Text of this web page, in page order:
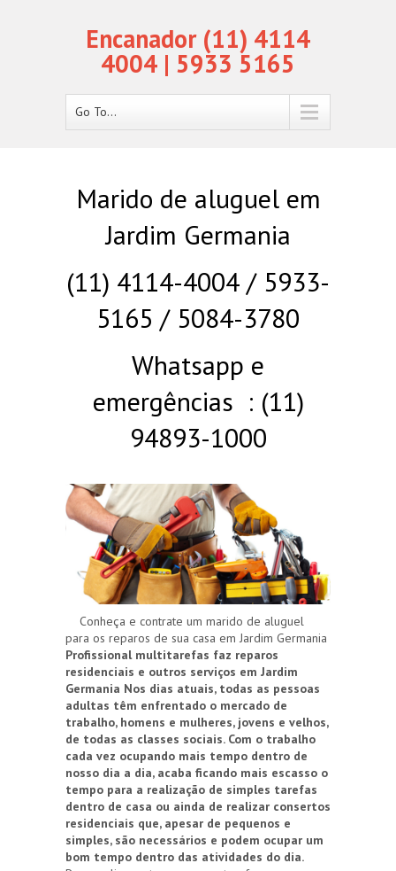
Encanador (11) 4114
4004 | 5933 5165
Go To...
Marido de aluguel em
Jardim Germania
(11) 4114-4004 / 5933-
5165 / 5084-3780
Whatsapp e
emergências : (11)
94893-1000
Conheça e contrate um marido de aluguel
para os reparos de sua casa em Jardim Germania
Profissional multitarefas faz reparos
residenciais e outros serviços em Jardim
Germania Nos dias atuais, todas as pessoas
adultas têm enfrentado o mercado de
trabalho, homens e mulheres, jovens e velhos,
de todas as classes sociais. Com o trabalho
cada vez ocupando mais tempo dentro de
nosso dia a dia, acaba ficando mais escasso o
tempo para a realização de simples tarefas
dentro de casa ou ainda de realizar consertos
residenciais que, apesar de pequenos e
simples, são necessários e podem ocupar um
bom tempo dentro das atividades do dia.